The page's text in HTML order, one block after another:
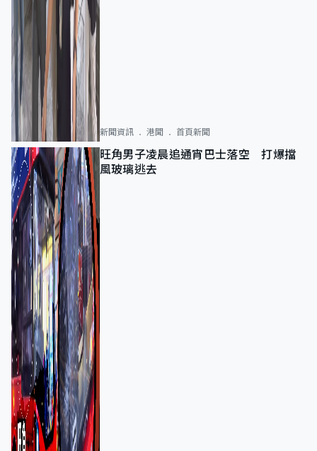
新聞資訊 港聞 首頁新聞
旺角男子凌晨追通宵巴士落空 打爆擋
風玻璃逃去